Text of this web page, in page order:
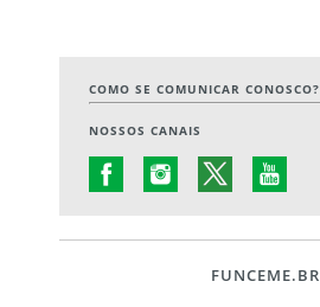
COMO SE COMUNICAR CONOSCO?
NOSSOS CANAIS
FUNCEME.BR